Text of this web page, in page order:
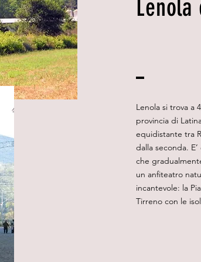
Lenola si trova a
provincia di
equidistante tra
dalla seconda.
che
un anfiteatro
incantevole: la
Tirreno con le